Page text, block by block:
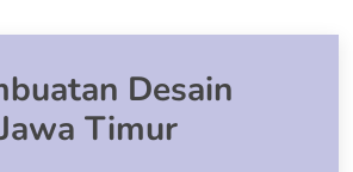
Desain
Timur